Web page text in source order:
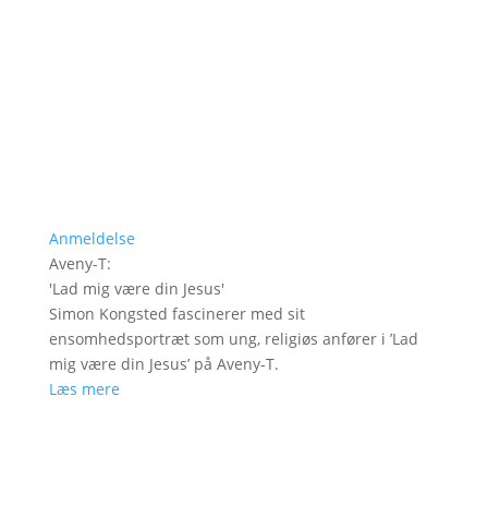
Anmeldelse
Aveny-T:
'Lad mig være din Jesus'
Simon Kongsted fascinerer med sit
ensomhedsportræt som ung, religiøs anfører i ’Lad
mig være din Jesus’ på Aveny-T.
Læs mere